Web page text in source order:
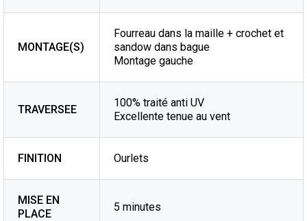
MONTAGE(S)
Fourreau dans la maille + crochet et
sandow dans bague
Montage gauche
TRAVERSEE
100% traité anti UV
Excellente tenue au vent
FINITION Ourlets
MISE EN
PLACE
5 minutes